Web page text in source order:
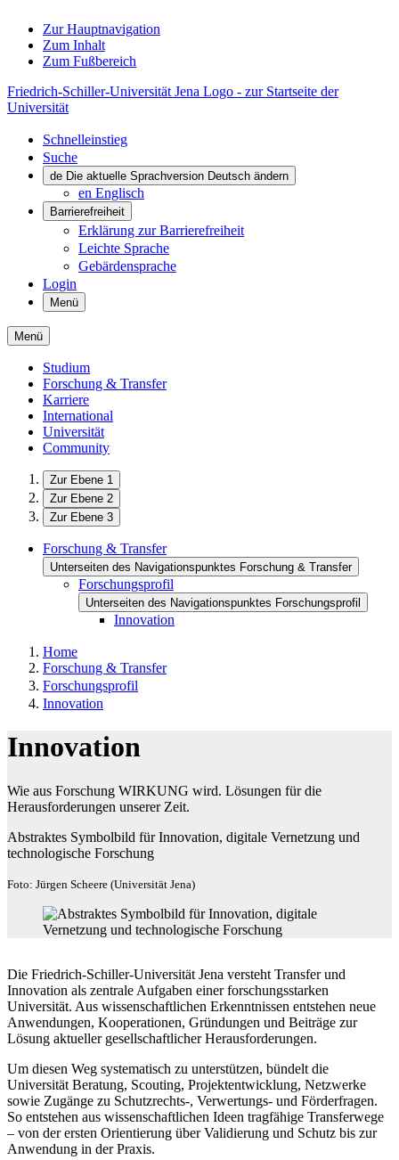
Zur Hauptnavigation
Zum Inhalt
Zum Fußbereich
Friedrich-Schiller-Universität Jena Logo - zur Startseite der
Universität
Schnelleinstieg
Suche
de Die aktuelle Sprachversion Deutsch ändern
en Englisch
Barrierefreiheit
Erklärung zur Barrierefreiheit
Leichte Sprache
Gebärdensprache
Login
Menü
Menü
Studium
Forschung & Transfer
Karriere
International
Universität
Community
Zur Ebene 1
Zur Ebene 2
Zur Ebene 3
Forschung & Transfer
Unterseiten des Navigationspunktes Forschung & Transfer
Forschungsprofil
Unterseiten des Navigationspunktes Forschungsprofil
Innovation
Home
Forschung & Transfer
Forschungsprofil
Innovation
Innovation
Wie aus Forschung WIRKUNG wird. Lösungen für die
Herausforderungen unserer Zeit.
Abstraktes Symbolbild für Innovation, digitale Vernetzung und
technologische Forschung
Foto: Jürgen Scheere (Universität Jena)
Die Friedrich-Schiller-Universität Jena versteht Transfer und
Innovation als zentrale Aufgaben einer forschungsstarken
Universität. Aus wissenschaftlichen Erkenntnissen entstehen neue
Anwendungen, Kooperationen, Gründungen und Beiträge zur
Lösung aktueller gesellschaftlicher Herausforderungen.
Um diesen Weg systematisch zu unterstützen, bündelt die
Universität Beratung, Scouting, Projektentwicklung, Netzwerke
sowie Zugänge zu Schutzrechts-, Verwertungs- und Förderfragen.
So entstehen aus wissenschaftlichen Ideen tragfähige Transferwege
– von der ersten Orientierung über Validierung und Schutz bis zur
Anwendung in der Praxis.